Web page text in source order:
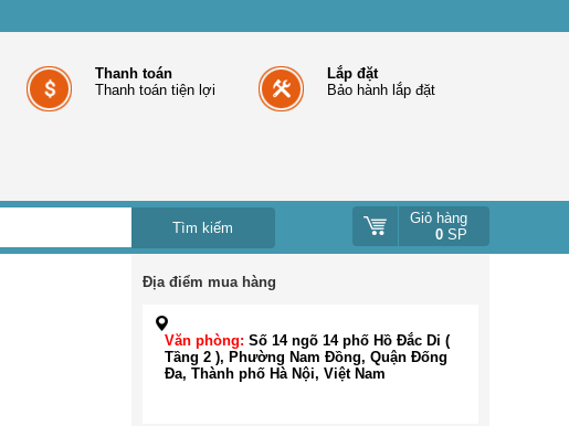
Thanh toán
Thanh toán tiện lợi
Lắp đặt
Bảo hành lắp đặt
Giỏ hàng
0 SP
Địa điểm mua hàng
Văn phòng: Số 14 ngõ 14 phố Hồ Đắc Di (
Tầng 2 ), Phường Nam Đồng, Quận Đống
Đa, Thành phố Hà Nội, Việt Nam